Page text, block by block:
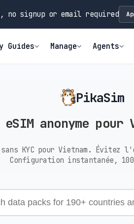
no signup or email required
Guides Manage Agents
PikaSim
eSIM anonyme pour
sans KYC pour Vietnam.
Configuration instantanée,